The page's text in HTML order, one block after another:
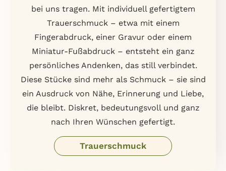
bei uns tragen. Mit individuell gefertigtem
Trauerschmuck – etwa mit einem
Fingerabdruck, einer Gravur oder einem
Miniatur-Fußabdruck – entsteht ein ganz
persönliches Andenken, das still verbindet.
Diese Stücke sind mehr als Schmuck – sie sind
ein Ausdruck von Nähe, Erinnerung und Liebe,
die bleibt. Diskret, bedeutungsvoll und ganz
nach Ihren Wünschen gefertigt.
Trauerschmuck